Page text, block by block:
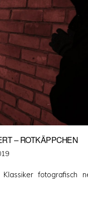
– ROTKÄPPCHEN
Klassiker fotografisch